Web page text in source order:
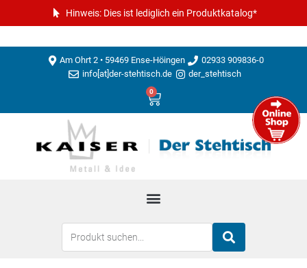
Hinweis: Dies ist lediglich ein Produktkatalog*
Am Ohrt 2 • 59469 Ense-Höingen
02933 909836-0
info[at]der-stehtisch.de
der_stehtisch
0